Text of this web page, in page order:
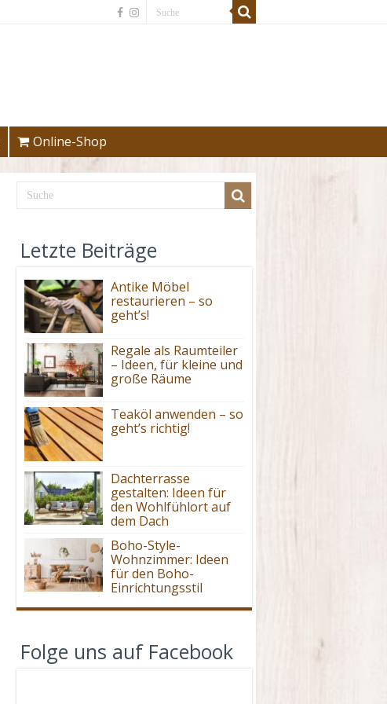
Online-Shop
Letzte Beiträge
Antike Möbel
restaurieren – so
geht’s!
Regale als Raumteiler
– Ideen, für kleine und
große Räume
Teaköl anwenden – so
geht’s richtig!
Dachterrasse
gestalten: Ideen für
den Wohlfühlort auf
dem Dach
Boho-Style-
Wohnzimmer: Ideen
für den Boho-
Einrichtungsstil
Folge uns auf Facebook